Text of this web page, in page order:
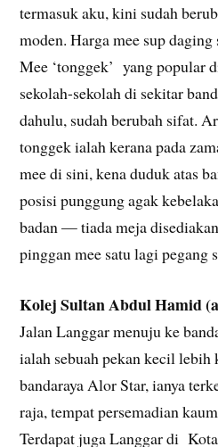
termasuk aku, kini sudah
moden. Harga mee sup
Mee ‘tonggek’ yang popular
sekolah-sekolah di sekitar
dahulu, sudah berubah sifat.
tonggek ialah kerana pada
mee di sini, kena duduk atas
posisi punggung agak
badan — tiada meja
pinggan mee satu lagi pegang
Kolej Sultan Abdul Hamid
Jalan Langgar menuju ke
ialah sebuah pekan kecil lebih
bandaraya Alor Star, ianya
raja, tempat persemadian
Terdapat juga Langgar di